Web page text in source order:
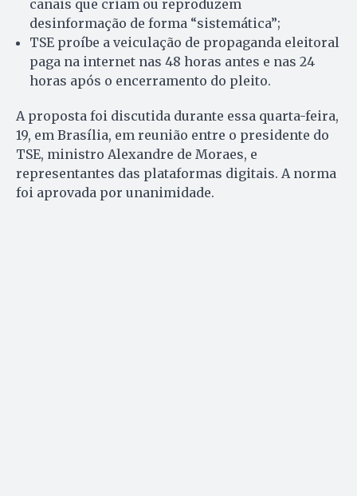
canais que criam ou reproduzem
desinformação de forma “sistemática”;
TSE proíbe a veiculação de propaganda eleitoral
paga na internet nas 48 horas antes e nas 24
horas após o encerramento do pleito.
A proposta foi discutida durante essa quarta-feira,
19, em Brasília, em reunião entre o presidente do
TSE, ministro Alexandre de Moraes, e
representantes das plataformas digitais. A norma
foi aprovada por unanimidade.